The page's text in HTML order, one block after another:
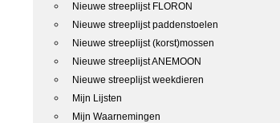
Nieuwe streeplijst FLORON
Nieuwe streeplijst paddenstoelen
Nieuwe streeplijst (korst)mossen
Nieuwe streeplijst ANEMOON
Nieuwe streeplijst weekdieren
Mijn Lijsten
Mijn Waarnemingen